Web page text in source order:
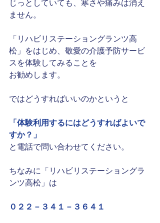
じっとしていても、寒さや痛みは消え
ません。
「リハビリステーショングランツ高
松」をはじめ、敬愛の介護予防サービ
スを体験してみることを
お勧めします。
ではどうすればいいのかというと
「体験利用するにはどうすればよいで
すか？」
と電話で問い合わせてください。
ちなみに「リハビリステーショングラ
ンツ高松」は
０２２－３４１－３６４１